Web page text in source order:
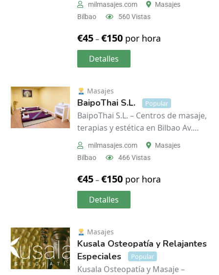
milmasajes.com
Masajes
Bilbao
560 Vistas
€45–€150 por hora
Detalles
Masajes
BaipoThai S.L. Popular
BaipoThai S.L. – Centros de masaje,
terapias y estética en Bilbao Av.…
milmasajes.com
Masajes
Bilbao
466 Vistas
€45–€150 por hora
Detalles
Masajes
Kusala Osteopatía y Relajantes
Especiales
Popular
Kusala Osteopatía y Masaje –